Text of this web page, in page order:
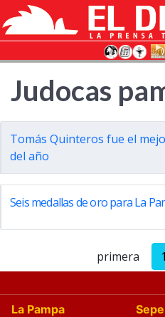
Judocas
Tomás Quinteros fue el
del año
Seis medallas de oro para La
primera 1
La Pampa